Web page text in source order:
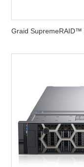
Graid SupremeRAID™